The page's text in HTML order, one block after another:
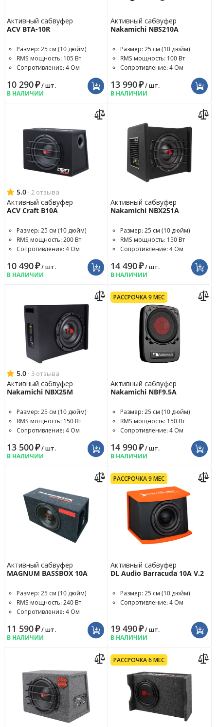
Активный сабвуфер
ACV BTA-10R
Размер: 25 см (10 дюйм)
RMS мощность: 105 Вт
Сопротивление: 4 Ом
10 290₽/ шт.
В НАЛИЧИИ
Активный сабвуфер
Nakamichi NBS210A
Размер: 25 см (10 дюйм)
RMS мощность: 100 Вт
Сопротивление: 4 Ом
13 990₽/ шт.
В НАЛИЧИИ
5.0 · 2 отзыва
Активный сабвуфер
ACV Craft B10A
Размер: 25 см (10 дюйм)
RMS мощность: 200 Вт
Сопротивление: 4 Ом
10 490₽/ шт.
В НАЛИЧИИ
Активный сабвуфер
Nakamichi NBX251A
Размер: 25 см (10 дюйм)
RMS мощность: 150 Вт
Сопротивление: 4 Ом
14 490₽/ шт.
В НАЛИЧИИ
5.0 · 3 отзыва
Активный сабвуфер
Nakamichi NBX25M
Размер: 25 см (10 дюйм)
RMS мощность: 150 Вт
Сопротивление: 4 Ом
13 500₽/ шт.
В НАЛИЧИИ
РАССРОЧКА 9 МЕС
Активный сабвуфер
Nakamichi NBF9.5A
Размер: 25 см (10 дюйм)
RMS мощность: 150 Вт
Сопротивление: 4 Ом
14 990₽/ шт.
В НАЛИЧИИ
Активный сабвуфер
MAGNUM BASSBOX 10A
Размер: 25 см (10 дюйм)
RMS мощность: 240 Вт
Сопротивление: 4 Ом
11 590₽/ шт.
В НАЛИЧИИ
РАССРОЧКА 9 МЕС
Активный сабвуфер
DL Audio Barracuda 10A V.2
Размер: 25 см (10 дюйм)
Сопротивление: 4 Ом
19 490₽/ шт.
В НАЛИЧИИ
РАССРОЧКА 6 МЕС